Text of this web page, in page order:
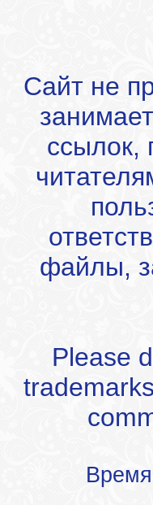
Сайт не
ссылок,
файлы,
Please